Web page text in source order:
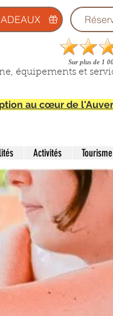
Sur plus de 1
équipements et
au cœur de
Activités Tourisme